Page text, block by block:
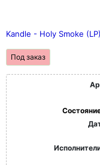
Kandle - Holy Smoke (LP)
Под заказ